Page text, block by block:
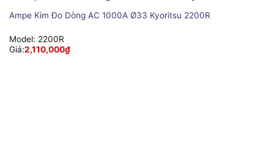
Ampe Kìm Đo Dòng AC 1000A Ø33 Kyoritsu 2200R
Model: 2200R
Giá:2,110,000₫